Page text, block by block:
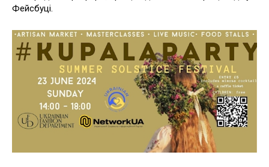
Фейсбуці.